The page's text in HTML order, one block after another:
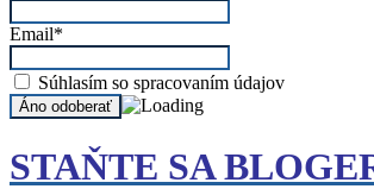
Email*
Súhlasím so spracovaním údajov
STAŇTE SA